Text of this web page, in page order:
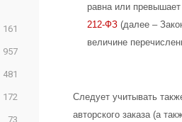
равна или
212-ФЗ (далее –
величине
Следует учитывать
авторского заказа (а
161
957
481
172
73